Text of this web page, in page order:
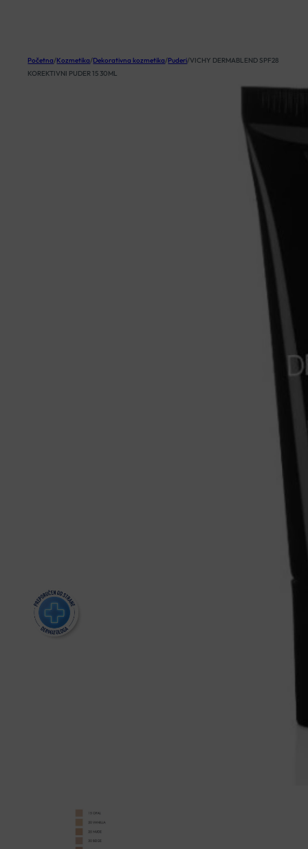
Početna/Kozmetika/Dekorativna kozmetika/Puderi/VICHY DERMABLEND SPF28
KOREKTIVNI PUDER 15 30ML